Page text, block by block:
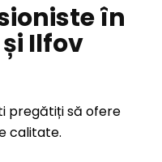
în
Ilfov
pregătiți să ofere
calitate.